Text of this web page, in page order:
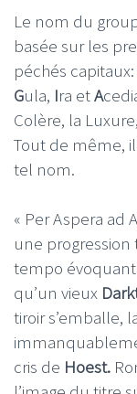
Le nom du
basée sur les
péchés capitaux:
Gula, Ira etA
Colère, la
Tout de même,
tel nom.
« Per Aspera ad
une
tempo
qu’un vieux
tiroir s’emballe,
cris de Hoest.